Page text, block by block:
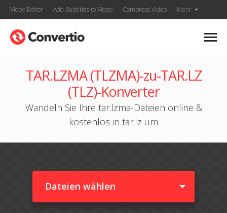
Video Editor Add Subtitles to Video Compress Video Mehr
TAR.LZMA (TLZMA)-zu-TAR.LZ
(TLZ)-Konverter
Wandeln Sie Ihre tar.lzma-Dateien online &
kostenlos in tar.lz um
Dateien wählen